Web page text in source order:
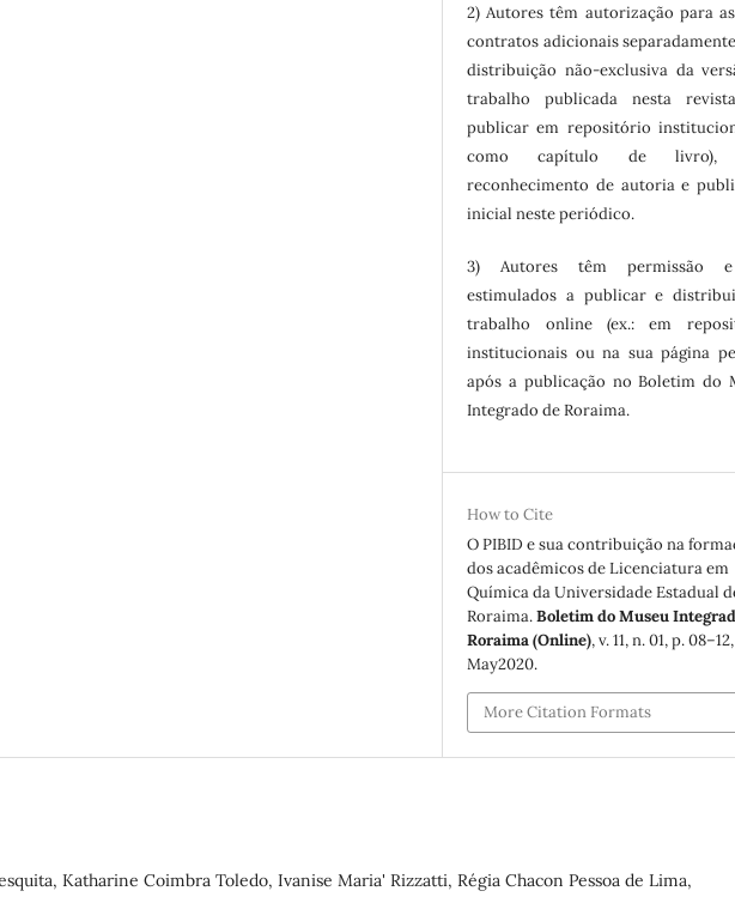
2) Autores têm autorização para
contratos adicionais
distribuição não-exclusiva da
trabalho publicada nesta
publicar em repositório
como capítulo de livro),
reconhecimento de autoria e
inicial neste periódico.
3) Autores têm permissão
estimulados a publicar e
trabalho online (ex.: em
institucionais ou na sua página
após a publicação no Boletim do
Integrado de Roraima.
How to Cite
O PIBID e sua contribuição na
dos acadêmicos de Licenciatura em
Química da Universidade Estadual
Roraima.Boletim do Museu
Roraima (Online), v. 11, n. 01, p.
May2020.
More Citation Formats
Katharine Coimbra Toledo, Ivanise Maria' Rizzatti, Régia Chacon Pessoa de Lima,